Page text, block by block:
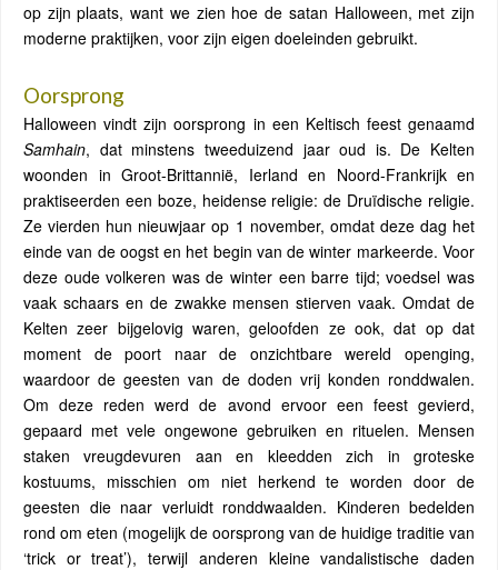
op zijn plaats, want we zien hoe de satan Halloween, met zijn
moderne praktijken, voor zijn eigen doeleinden gebruikt.
Oorsprong
Halloween vindt zijn oorsprong in een Keltisch feest genaamd
Samhain, dat minstens tweeduizend jaar oud is. De Kelten
woonden in Groot-Brittannië, Ierland en Noord-Frankrijk en
praktiseerden een boze, heidense religie: de Druïdische religie.
Ze vierden hun nieuwjaar op 1 november, omdat deze dag het
einde van de oogst en het begin van de winter markeerde. Voor
deze oude volkeren was de winter een barre tijd; voedsel was
vaak schaars en de zwakke mensen stierven vaak. Omdat de
Kelten zeer bijgelovig waren, geloofden ze ook, dat op dat
moment de poort naar de onzichtbare wereld openging,
waardoor de geesten van de doden vrij konden ronddwalen.
Om deze reden werd de avond ervoor een feest gevierd,
gepaard met vele ongewone gebruiken en rituelen. Mensen
staken vreugdevuren aan en kleedden zich in groteske
kostuums, misschien om niet herkend te worden door de
geesten die naar verluidt ronddwaalden. Kinderen bedelden
rond om eten (mogelijk de oorsprong van de huidige traditie van
‘trick or treat’), terwijl anderen kleine vandalistische daden